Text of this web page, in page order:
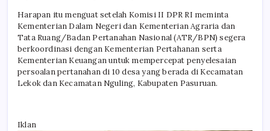
Harapan itu menguat setelah Komisi II DPR RI meminta
Kementerian Dalam Negeri dan Kementerian Agraria dan
Tata Ruang/Badan Pertanahan Nasional (ATR/BPN) segera
berkoordinasi dengan Kementerian Pertahanan serta
Kementerian Keuangan untuk mempercepat penyelesaian
persoalan pertanahan di 10 desa yang berada di Kecamatan
Lekok dan Kecamatan Nguling, Kabupaten Pasuruan.
Iklan